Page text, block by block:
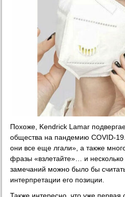
Похоже, Kendrick Lamar
общества на пандемию COVID-
они все еще лгали», а также
фразы «взлетайте»… и несколько
замечаний можно было бы
интерпретации его позиции.